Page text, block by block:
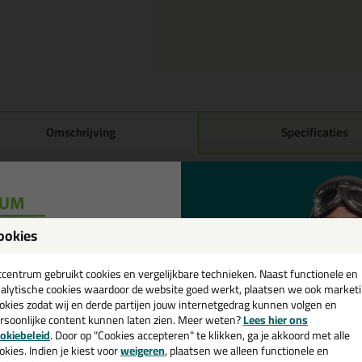
Omschrijving Specificaties
de hechting van de siliconen- afdichtingkitten van OTTO op
eloxaal, koper, messing, verzinkt staal en chroom) en
van de hechting van de natuursteen siliconen S70, S 17,
engineerd stone en terrazzo
sommige kunststoffen (bijv. PVC, sanitairacryl) en op oplosmiddel
Eéncomponent siliconenharsoplossing
gebruikt cookies en vergelijkbare technieken. Naast functionele en
cookies waardoor de website goed werkt, plaatsen we ook
zodat wij en derde partijen jouw internetgedrag kunnen volgen en
content kunnen laten zien. Meer weten?Lees hier ons
. Door op "Cookies accepteren" te klikken, ga je akkoord met alle
Indien je kiest voorweigeren, plaatsen we alleen functionele en
💚
en ontvang een
€35,-bij je eerste bestelling!